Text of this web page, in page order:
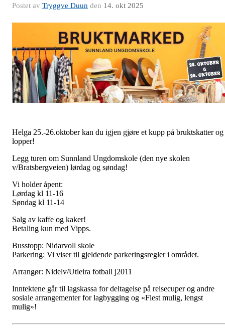
Postet av Tryggve Duun den 14. okt 2025
Helga 25.-26.oktober kan du igjen gjøre et kupp på bruktskatter og
lopper!
Legg turen om Sunnland Ungdomskole (den nye skolen
v/Bratsbergveien) lørdag og søndag!
Vi holder åpent:
Lørdag kl 11-16
Søndag kl 11-14
Salg av kaffe og kaker!
Betaling kun med Vipps.
Busstopp: Nidarvoll skole
Parkering: Vi viser til gjeldende parkeringsregler i området.
Arrangør: Nidelv/Utleira fotball j2011
Inntektene går til lagskassa for deltagelse på reisecuper og andre
sosiale arrangementer for lagbygging og «Flest mulig, lengst
mulig»!